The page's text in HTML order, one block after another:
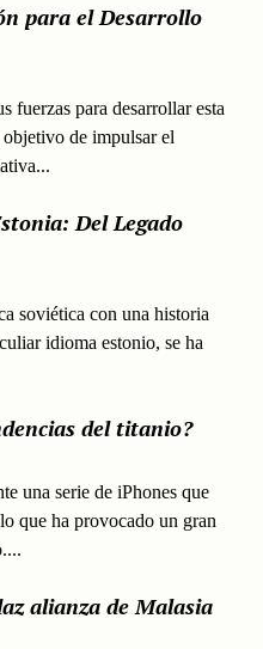
para el Desarrollo
fuerzas para desarrollar esta
de impulsar el
Del Legado
soviética con una historia
idioma estonio, se ha
del titanio?
una serie de iPhones que
que ha provocado un gran
alianza de Malasia